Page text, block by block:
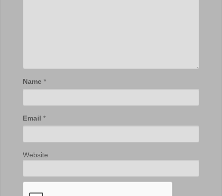
Name *
Email *
Website